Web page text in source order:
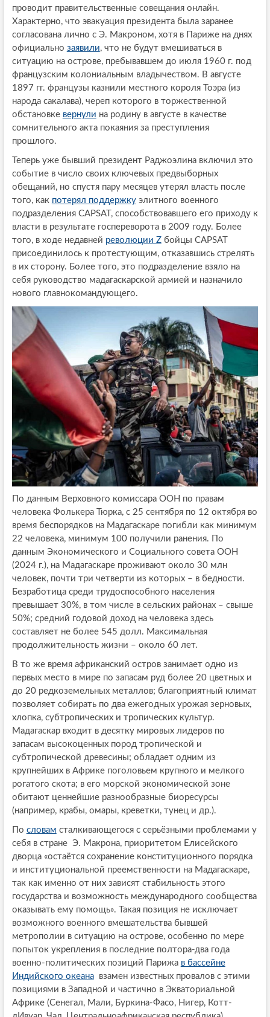
проводит правительственные совещания онлайн.
Характерно, что эвакуация президента была заранее
согласована лично с Э. Макроном, хотя в Париже на днях
официально заявили, что не будут вмешиваться в
ситуацию на острове, пребывавшем до июля 1960 г. под
французским колониальным владычеством. В августе
1897 гг. французы казнили местного короля Тоэра (из
народа сакалава), череп которого в торжественной
обстановке вернули на родину в августе в качестве
сомнительного акта покаяния за преступления
прошлого.
Теперь уже бывший президент Раджоэлина включил это
событие в число своих ключевых предвыборных
обещаний, но спустя пару месяцев утерял власть после
того, как потерял поддержкуэлитного военного
подразделения CAPSAT, способствовавшего его приходу к
власти в результате госпереворота в 2009 году. Более
того, в ходе недавней революции Zбойцы CAPSAT
присоединилось к протестующим, отказавшись стрелять
в их сторону. Более того, это подразделение взяло на
себя руководство мадагаскарской армией и назначило
нового главнокомандующего.
По данным Верховного комиссара ООН по правам
человека Фолькера Тюрка, с 25 сентября по 12 октября во
время беспорядков на Мадагаскаре погибли как минимум
22 человека, минимум 100 получили ранения. По
данным Экономического и Социального совета ООН
(2024 г.), на Мадагаскаре проживают около 30 млн
человек, почти три четверти из которых – в бедности.
Безработица среди трудоспособного населения
превышает 30%, в том числе в сельских районах – свыше
50%; средний годовой доход на человека здесь
составляет не более 545 долл. Максимальная
продолжительность жизни – около 60 лет.
В то же время африканский остров занимает одно из
первых место в мире по запасам руд более 20 цветных и
до 20 редкоземельных металлов; благоприятный климат
позволяет собирать по два ежегодных урожая зерновых,
хлопка, субтропических и тропических культур.
Мадагаскар входит в десятку мировых лидеров по
запасам высокоценных пород тропической и
субтропической древесины; обладает одним из
крупнейших в Африке поголовьем крупного и мелкого
рогатого скота; в его морской экономической зоне
обитают ценнейшие разнообразные биоресурсы
(например, крабы, омары, креветки, тунец и др.).
По словам сталкивающегося с серьёзными проблемами у
себя в стране Э. Макрона, приоритетом Елисейского
дворца «остаётся сохранение конституционного порядка
и институциональной преемственности на Мадагаскаре,
так как именно от них зависят стабильность этого
государства и возможность международного сообщества
оказывать ему помощь». Такая позиция не исключает
возможного военного вмешательства бывшей
метрополии в ситуацию на острове, особенно по мере
попыток укрепления в последние полтора-два года
военно-политических позиций Парижа в бассейне
Индийского океанавзамен известных провалов с этими
позициями в Западной и частично в Экваториальной
Африке (Сенегал, Мали, Буркина-Фасо, Нигер, Котт-